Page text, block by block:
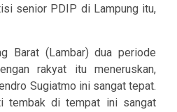
senior PDIP di Lampung itu,
Barat (Lambar) dua periode
rakyat itu meneruskan,
Sugiatmo ini sangat tepat.
tembak di tempat ini sangat